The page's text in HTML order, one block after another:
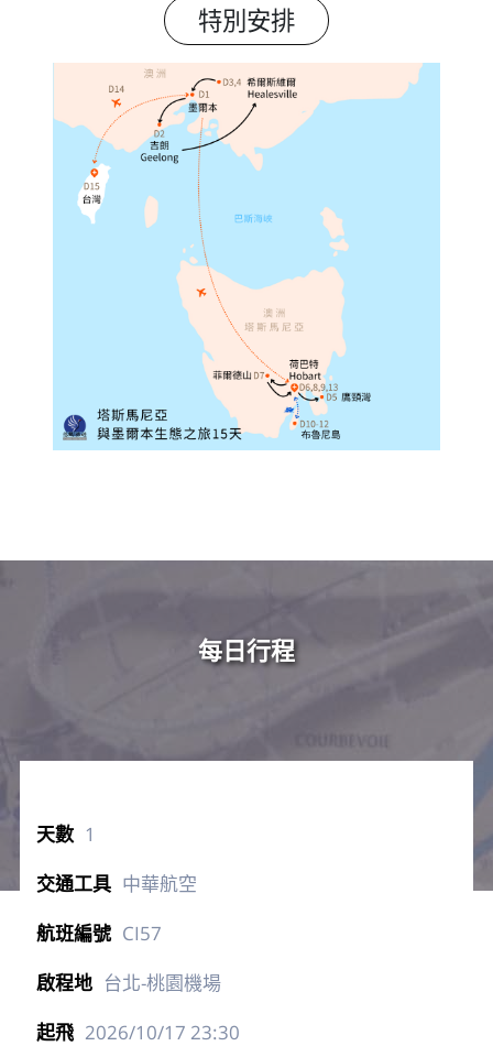
特別安排
每日行程
1
中華航空
CI57
台北-桃園機場
2026/10/17 23:30